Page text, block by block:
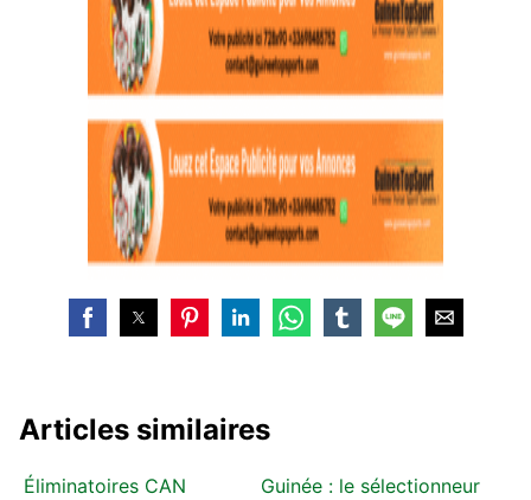
Articles similaires
Éliminatoires CAN
Guinée : le sélectionneur